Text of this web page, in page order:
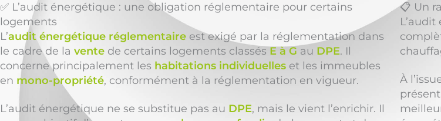
✅ L’audit énergétique : une obligation réglementaire pour certains
logements
L’audit énergétique réglementaire est exigé par la réglementation dans
le cadre de la vente de certains logements classés E à G au DPE. Il
concerne principalement les habitations individuelles et les immeubles
en mono-propriété, conformément à la réglementation en vigueur.
L’audit énergétique ne se substitue pas au DPE, mais le vient l’enrichir. Il
📋 Un
À